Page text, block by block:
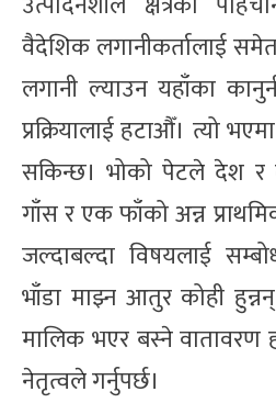
वैदेशिक लगानीकर्तालाई
लगानी ल्याउन यहाँका
प्रक्रियालाई हटाऔँ। त्यो
सकिन्छ। भोको पेटले देश र
गाँस र एक फाँको अन्न
जल्दाबल्दा विषयलाई
भाँडा माझ्न आतुर कोही
मालिक भएर बस्ने वातावरण
नेतृत्वले गर्नुपर्छ।